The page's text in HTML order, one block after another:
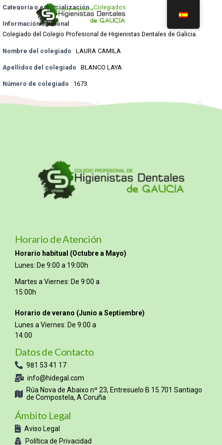
Categoría o especialización Colegiados
Información adicional
Colegiado del Colegio Profesional de Higienistas Dentales de Galicia.
Nombre del colegiado LAURA CAMILA
Apellidos del colegiado BLANCO LAYA
Número de colegiado 1673
Horario de Atención
Horario habitual (Octubre a Mayo)
Lunes: De 9:00 a 19:00h
Martes a Viernes: De 9:00 a
15:00h
Horario de verano (Junio a Septiembre)
Lunes a Viernes: De 9:00 a
14:00
Datos de Contacto
981 53 41 17
info@hidegal.com
Rúa Nova de Abaixo nº 23, Entresuelo B 15.701 Santiago
de Compostela, A Coruña
Ámbito Legal
Aviso Legal
Política de Privacidad